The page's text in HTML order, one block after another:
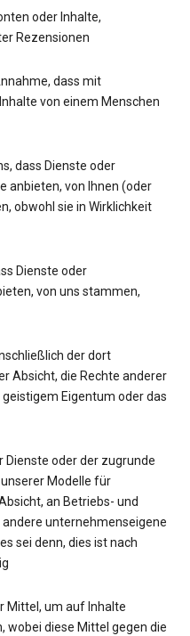
oder Inhalte,
Rezensionen
dass mit
von einem Menschen
dass Dienste oder
anbieten, von Ihnen (oder
obwohl sie in Wirklichkeit
Dienste oder
von uns stammen,
der dort
Absicht, die Rechte anderer
Eigentum oder das
Dienste oder der zugrunde
Modelle für
an Betriebs- und
unternehmenseigene
sei denn, dies ist nach
Mittel, um auf Inhalte
wobei diese Mittel gegen die